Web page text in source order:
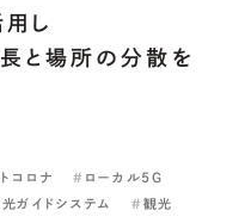
用し
と場所の分散を
コロナ
ローカル5G
ガイドシステム 観光